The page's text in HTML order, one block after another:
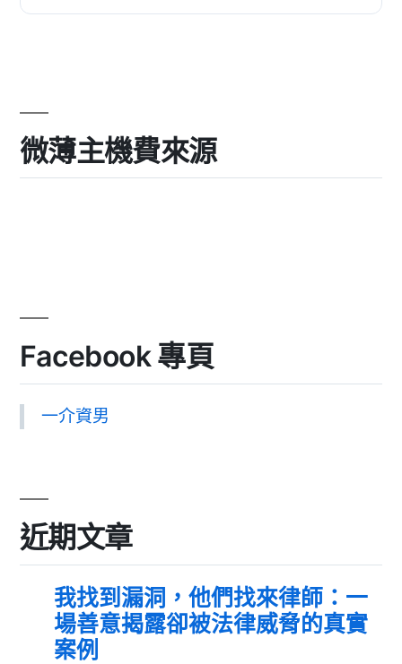
台拉取即時評論，提供 10 種...
微薄主機費來源
Facebook 專頁
一介資男
近期文章
我找到漏洞，他們找來律師：一
場善意揭露卻被法律威脅的真實
案例